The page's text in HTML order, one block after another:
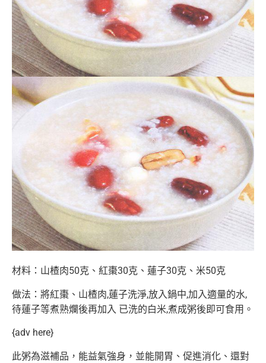
材料：山楂肉50克、紅棗30克、蓮子30克、米50克
做法：將紅棗、山楂肉,蓮子洗淨,放入鍋中,加入適量的水,
待蓮子等煮熟爛後再加入 已洗的白米,煮成粥後即可食用。
{adv here}
此粥為滋補品，能益氣強身，並能開胃、促進消化、還對